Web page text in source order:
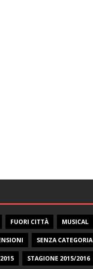
FUORI CITTÀ MUSICAL
SENZA CATEGORIA
STAGIONE 2015/2016